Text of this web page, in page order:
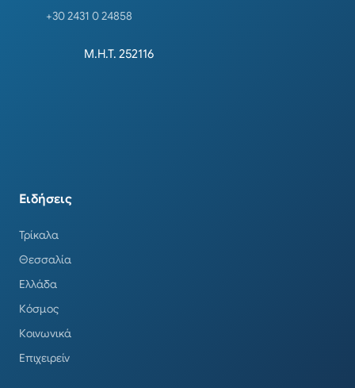
+30 2431 0 24858
Μ.Η.Τ. 252116
Ειδήσεις
Τρίκαλα
Θεσσαλία
Ελλάδα
Κόσμος
Κοινωνικά
Επιχειρείν